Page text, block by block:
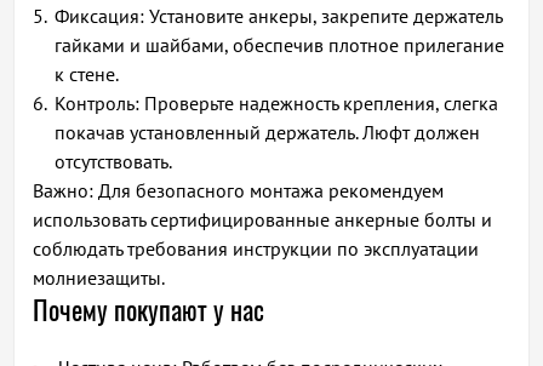
Фиксация: Установите анкеры, закрепите держатель
гайками и шайбами, обеспечив плотное прилегание
к стене.
Контроль: Проверьте надежность крепления, слегка
покачав установленный держатель. Люфт должен
отсутствовать.
Важно: Для безопасного монтажа рекомендуем
использовать сертифицированные анкерные болты и
соблюдать требования инструкции по эксплуатации
молниезащиты.
Почему покупают у нас